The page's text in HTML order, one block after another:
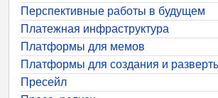
Перспективные работы в будущем
Платежная инфраструктура
Платформы для мемов
Платформы для создания и
Пресейл